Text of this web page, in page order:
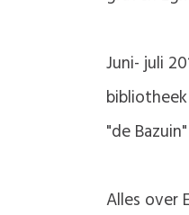
Juni- juli
"de
Alles over